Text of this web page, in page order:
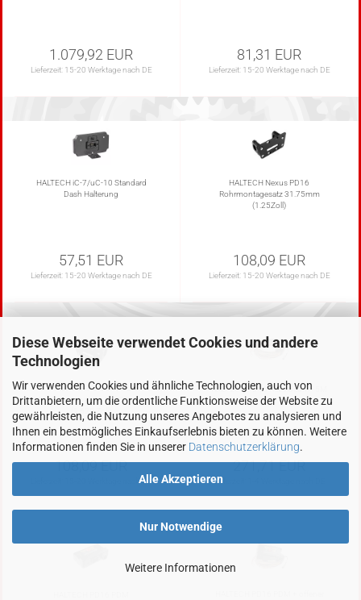
Diese Webseite verwendet Cookies und andere
Technologien
Wir verwenden Cookies und ähnliche Technologien, auch von
Drittanbietern, um die ordentliche Funktionsweise der Website zu
gewährleisten, die Nutzung unseres Angebotes zu analysieren und
Ihnen ein bestmögliches Einkaufserlebnis bieten zu können. Weitere
Informationen finden Sie in unserer Datenschutzerklärung.
Alle Akzeptieren
Nur Notwendige
Weitere Informationen
1.079,92 EUR
Lieferzeit: 15-20 Werktage nach DE
81,31 EUR
Lieferzeit: 15-20 Werktage nach DE
HALTECH iC-7/uC-10 Standard
Dash Halterung
57,51 EUR
Lieferzeit: 15-20 Werktage nach DE
HALTECH Nexus PD16
Rohrmontagesatz 31.75mm
(1.25Zoll)
108,09 EUR
Lieferzeit: 15-20 Werktage nach DE
HALTECH Nexus PD16
Rohrmontagesatz 41.275 mm
(1.625 Zoll)
108,09 EUR
15-20 Werktage nach DE
HALTECH PD16 Kabelbaum - 5M
271,71 EUR
Lieferzeit: